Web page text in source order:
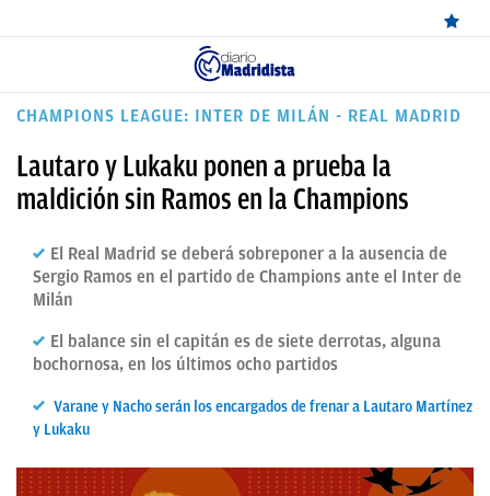
ÚLTIMAS
REAL
BALONCESTO
FICHAJES
DIRECTO
FEMENINO
PAPARAZZI
CHAMPIONS LEAGUE: INTER DE MILÁN - REAL MADRID
Lautaro y Lukaku ponen a prueba la
maldición sin Ramos en la Champions
El Real Madrid se deberá sobreponer a la ausencia de
Sergio Ramos en el partido de Champions ante el Inter de
Milán
El balance sin el capitán es de siete derrotas, alguna
bochornosa, en los últimos ocho partidos
Varane y Nacho serán los encargados de frenar a Lautaro Martínez
y Lukaku